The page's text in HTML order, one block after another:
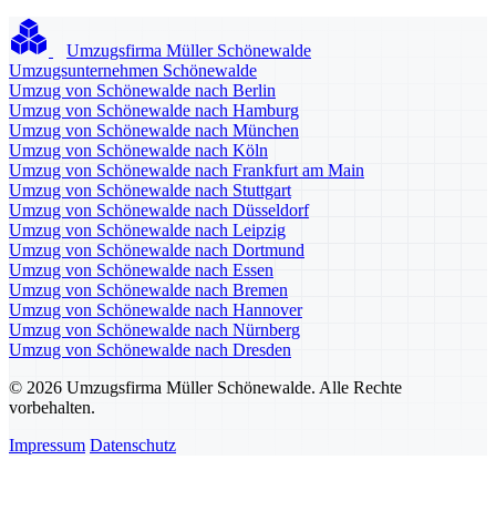
Umzugsfirma Müller Schönewalde
Umzugsunternehmen Schönewalde
Umzug von Schönewalde nach Berlin
Umzug von Schönewalde nach Hamburg
Umzug von Schönewalde nach München
Umzug von Schönewalde nach Köln
Umzug von Schönewalde nach Frankfurt am Main
Umzug von Schönewalde nach Stuttgart
Umzug von Schönewalde nach Düsseldorf
Umzug von Schönewalde nach Leipzig
Umzug von Schönewalde nach Dortmund
Umzug von Schönewalde nach Essen
Umzug von Schönewalde nach Bremen
Umzug von Schönewalde nach Hannover
Umzug von Schönewalde nach Nürnberg
Umzug von Schönewalde nach Dresden
© 2026 Umzugsfirma Müller Schönewalde. Alle Rechte
vorbehalten.
Impressum Datenschutz